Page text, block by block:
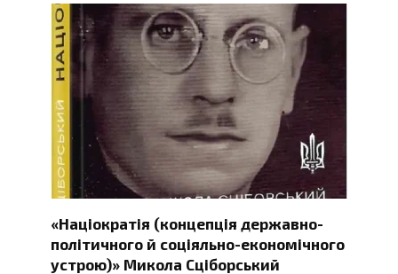
«Націократія (концепція державно-
політичного й соціяльно-економічного
устрою)» Микола Сціборський